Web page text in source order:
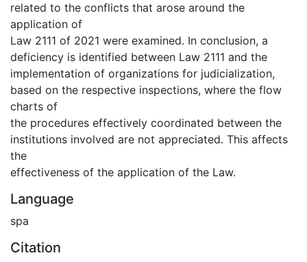
related to the conflicts that arose around the
application of
Law 2111 of 2021 were examined. In conclusion, a
deficiency is identified between Law 2111 and the
implementation of organizations for judicialization,
based on the respective inspections, where the flow
charts of
the procedures effectively coordinated between the
institutions involved are not appreciated. This affects
the
effectiveness of the application of the Law.
Language
spa
Citation